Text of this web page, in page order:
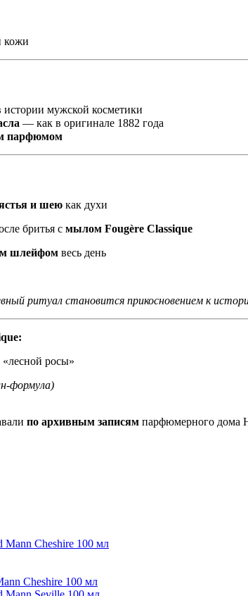
кожи
истории мужской косметики
— как в оригинале 1882 года
парфюмом
и шею как духи
бритья с мылом Fougère Classique
шлейфом весь день
ритуал становится прикосновением к
росы»
формула)
по архивным записям парфюмерного дома
Cheshire 100 мл